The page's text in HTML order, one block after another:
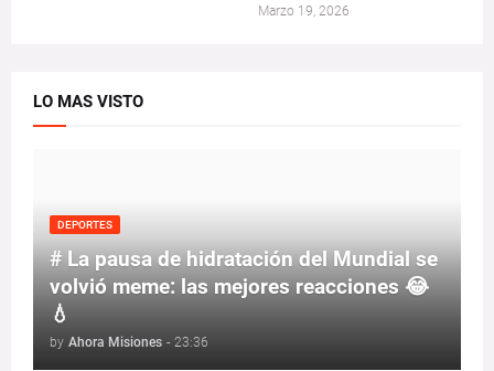
Marzo 19, 2026
LO MAS VISTO
DEPORTES
# La pausa de hidratación del Mundial se
volvió meme: las mejores reacciones 😂
💧
by Ahora Misiones - 23:36